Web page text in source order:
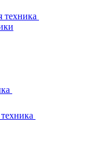
техника